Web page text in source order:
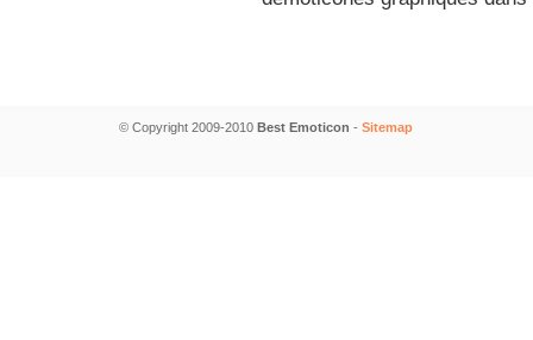
© Copyright 2009-2010 Best Emoticon - Sitemap